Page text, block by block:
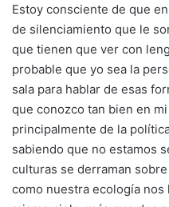
Estoy consciente de que
de silenciamiento que le
que tienen que ver con
probable que yo sea la
sala para hablar de esas
que conozco tan bien en
principalmente de la
sabiendo que no estamos
culturas se derraman
como nuestra ecología